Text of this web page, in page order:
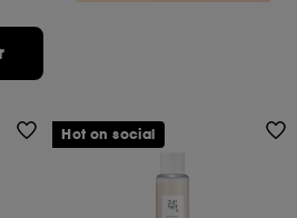
Hot on social